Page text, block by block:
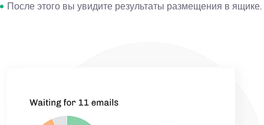
После этого вы увидите результаты размещения в ящике.